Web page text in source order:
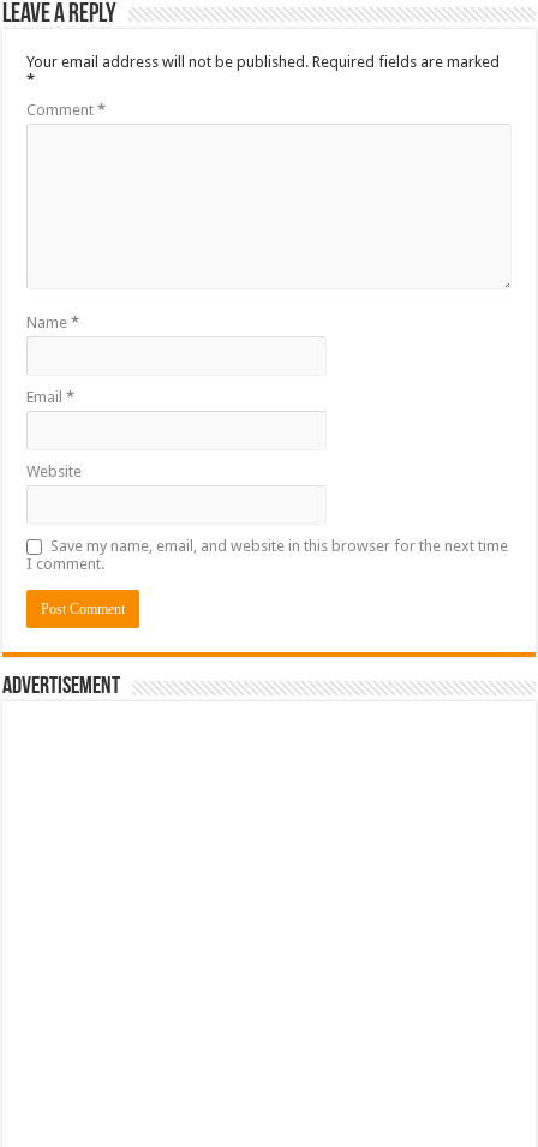
Leave a Reply
Your email address will not be published. Required fields are marked
*
Comment*
Name*
Email*
Website
Save my name, email, and website in this browser for the next time
I comment.
Advertisement